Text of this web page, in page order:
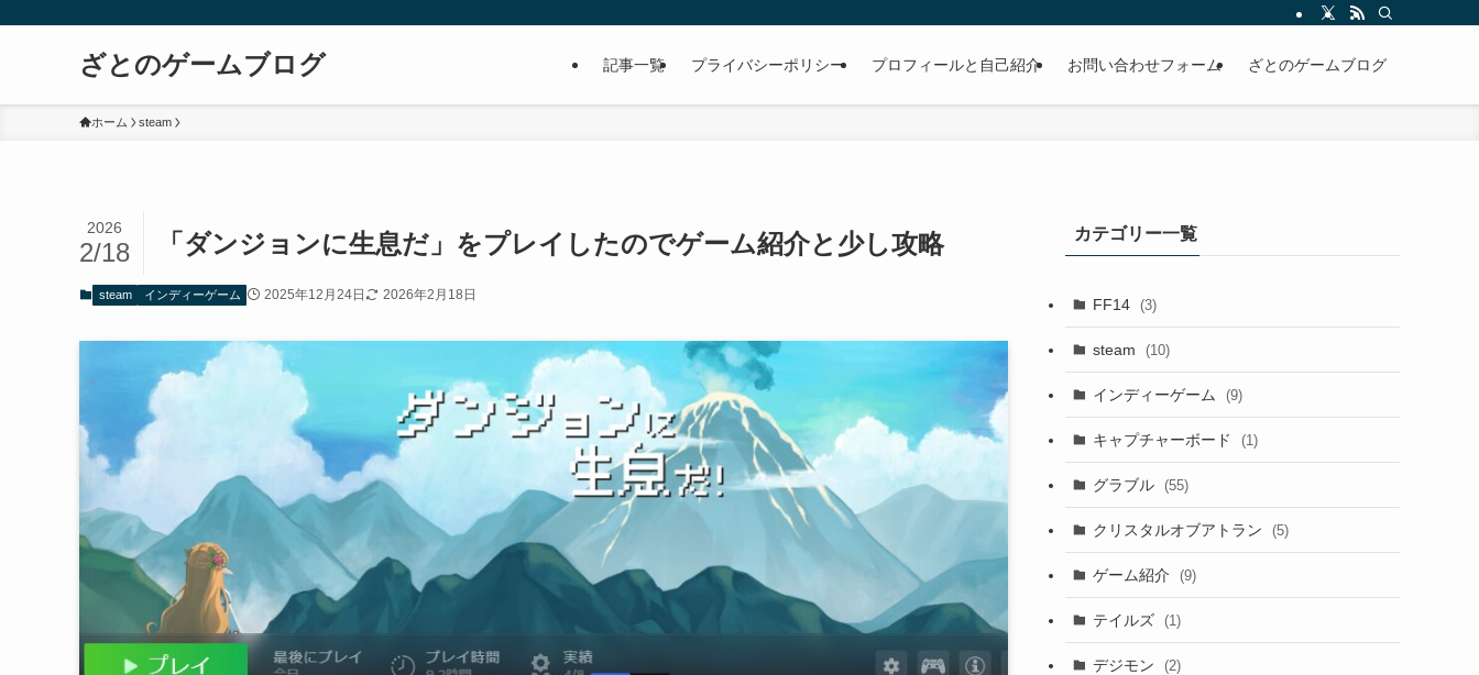
ざとのゲームブログ 記事一覧 プライバシーポリシー プロフィールと自己紹介 お問い合わせフォーム ざとのゲームブログ
ホーム steam
「ダンジョンに生息だ」をプレイしたのでゲーム紹介と少し攻略
2026
2/18
steam インディーゲーム 2025年12月24日 2026年2月18日
カテゴリー一覧
FF14 (3)
steam (10)
インディーゲーム (9)
キャプチャーボード (1)
グラブル (55)
クリスタルオブアトラン (5)
ゲーム紹介 (9)
テイルズ (1)
デジモン (2)